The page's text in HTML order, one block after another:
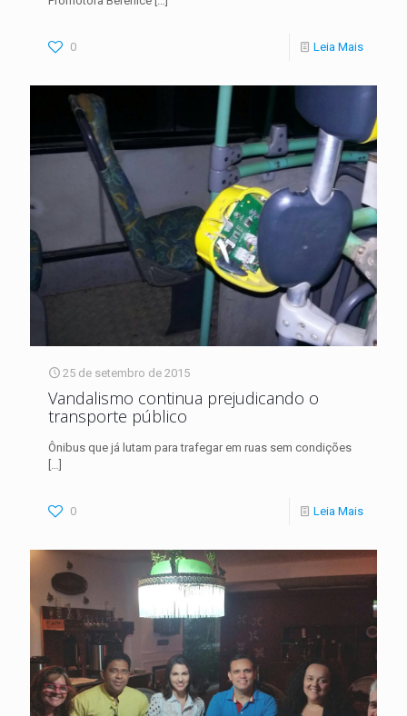
0 Leia Mais
25 de setembro de 2015
Vandalismo continua prejudicando o
transporte público
Ônibus que já lutam para trafegar em ruas sem condições
[…]
0 Leia Mais